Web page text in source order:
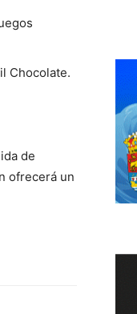
Chocolate.
de
ofrecerá un